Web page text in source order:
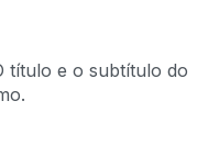
título e o subtítulo do